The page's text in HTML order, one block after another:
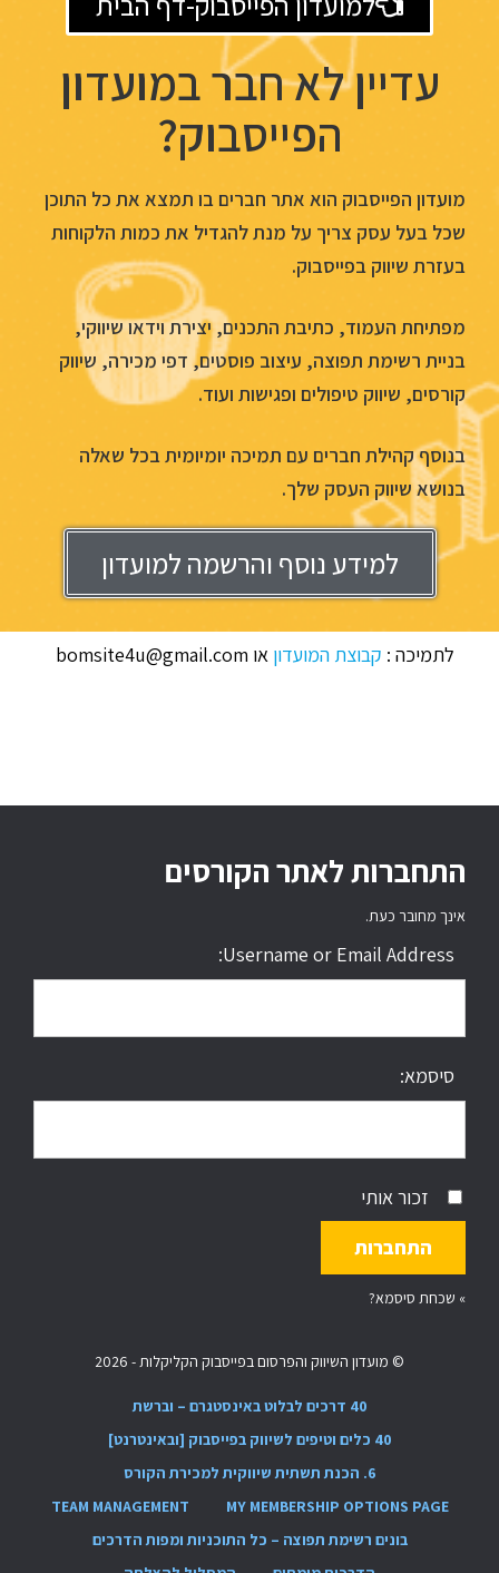
עדיין לא חבר במועדון
הפייסבוק?
מועדון הפייסבוק הוא אתר חברים בו תמצא את כל התוכן
שכל בעל עסק צריך על מנת להגדיל את כמות הלקוחות
בעזרת שיווק בפייסבוק.
מפתיחת העמוד, כתיבת התכנים, יצירת וידאו שיווקי,
בניית רשימת תפוצה, עיצוב פוסטים, דפי מכירה, שיווק
קורסים, שיווק טיפולים ופגישות ועוד.
בנוסף קהילת חברים עם תמיכה יומיומית בכל שאלה
בנושא שיווק העסק שלך.
למידע נוסף והרשמה למועדון
לתמיכה : קבוצת המועדון או bomsite4u@gmail.com
התחברות לאתר הקורסים
אינך מחובר כעת.
Username or Email Address:
סיסמא:
זכור אותי
» שכחת סיסמא?
© מועדון השיווק והפרסום בפייסבוק הקליקלות - 2026
40 דרכים לבלוט באינסטגרם – וברשת
40 כלים וטיפים לשיווק בפייסבוק [ובאינטרנט]
6. הכנת תשתית שיווקית למכירת הקורס
MY MEMBERSHIP OPTIONS PAGE
TEAM MANAGEMENT
בונים רשימת תפוצה – כל התוכניות ומפות הדרכים